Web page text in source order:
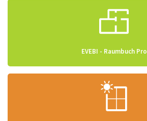
EVEBI - Raumbuch Pro